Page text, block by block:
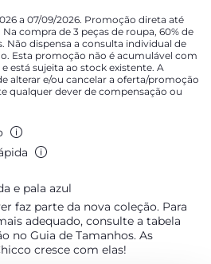
a 07/09/2026. Promoção direta até
compra de 3 peças de roupa, 60% de
Não dispensa a consulta individual de
Esta promoção não é acumulável com
está sujeita ao stock existente. A
alterar e/ou cancelar a oferta/promoção
qualquer dever de compensação ou
e pala azul
faz parte da nova coleção. Para
adequado, consulte a tabela
no Guia de Tamanhos. As
cresce com elas!